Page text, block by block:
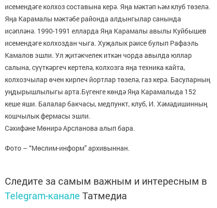
исемендәге колхоз составына керә. Яңа мәктәп һәм клуб төзелә.
Яңа Карамалы мәктәбе районда алдынгылар санында
исәпләнә. 1990-1991 елларда Яңа Карамалы авылы Куйбышев
исемендәге колхоздан чыга. Хуҗалык рәисе булып Рафаэль
Камалов эшли. Ул җитәкчелек иткән чорда авылда юллар
салына, суүткәргеч кертелә, колхозга яңа техника кайта,
колхозчылар өчен кирпеч йортлар төзелә, газ керә. Басуларның
уңдырышлылыгы арта.Бүгенге көндә Яңа Карамалыда 152
кеше яши. Балалар бакчасы, медпункт, клуб, И. Хәмәдишинның
кошчылык фермасы эшли.
Сәхифәне Мөнирә Арсланова алып бара.
Фото – “Мөслим-информ” архивыннан.
Следите за самым важным и интересным в
Telegram-канале Татмедиа